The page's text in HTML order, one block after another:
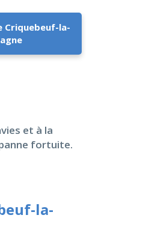
Criquebeuf-la-
et à la
fortuite.
la-